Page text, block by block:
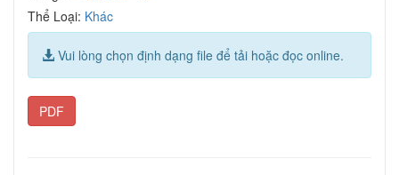
Thể Loại: Khác
Vui lòng chọn định dạng file để tải hoặc đọc online.
PDF